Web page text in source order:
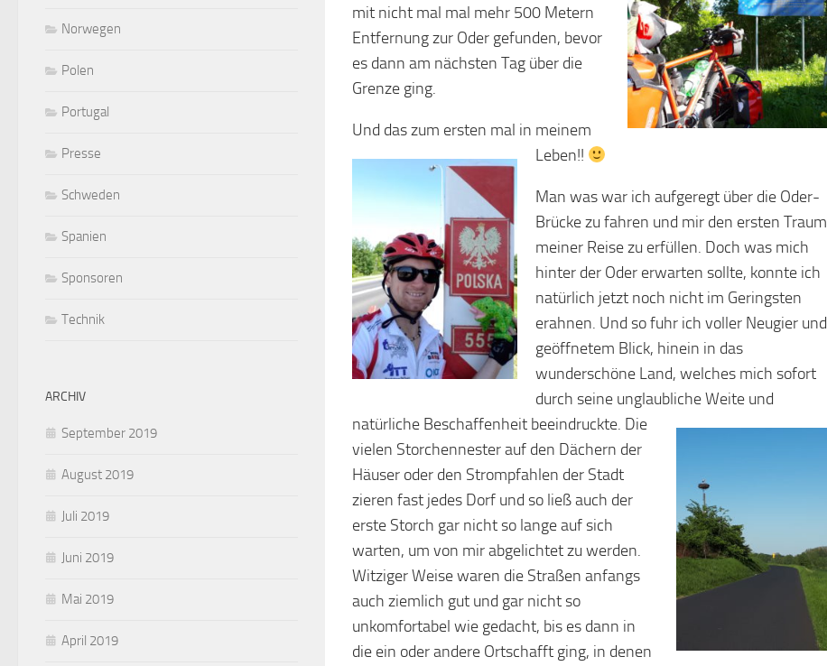
mit nicht mal mal mehr 500 Metern
Entfernung zur Oder gefunden, bevor
es dann am nächsten Tag über die
Grenze ging.
Und das zum ersten mal in meinem
Leben!!
Man was war ich aufgeregt über die Oder-
Brücke zu fahren und mir den ersten Traum
meiner Reise zu erfüllen. Doch was mich
hinter der Oder erwarten sollte, konnte ich
natürlich jetzt noch nicht im Geringsten
erahnen. Und so fuhr ich voller Neugier und
geöffnetem Blick, hinein in das
wunderschöne Land, welches mich sofort
durch seine unglaubliche Weite und
natürliche Beschaffenheit beeindruckte. Die
vielen Storchennester auf den Dächern der
Häuser oder den Strompfahlen der Stadt
zieren fast jedes Dorf und so ließ auch der
erste Storch gar nicht so lange auf sich
warten, um von mir abgelichtet zu werden.
Witziger Weise waren die Straßen anfangs
auch ziemlich gut und gar nicht so
unkomfortabel wie gedacht, bis es dann in
die ein oder andere Ortschafft ging, in denen
Norwegen
Polen
Portugal
Presse
Schweden
Spanien
Sponsoren
Technik
ARCHIV
September 2019
August 2019
Juli 2019
Juni 2019
Mai 2019
April 2019